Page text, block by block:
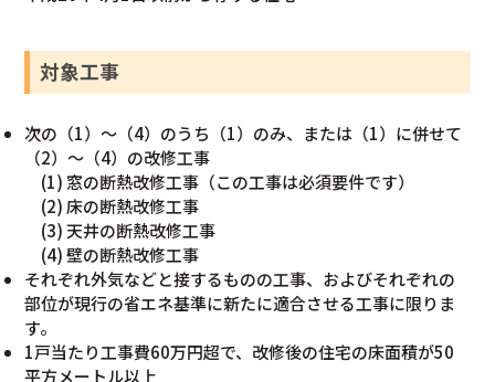
対象工事
次の（1）～（4）のうち（1）のみ、または（1）に併せて
（2）～（4）の改修工事
(1) 窓の断熱改修工事（この工事は必須要件です）
(2) 床の断熱改修工事
(3) 天井の断熱改修工事
(4) 壁の断熱改修工事
それぞれ外気などと接するものの工事、およびそれぞれの
部位が現行の省エネ基準に新たに適合させる工事に限りま
す。
1戸当たり工事費60万円超で、改修後の住宅の床面積が50
平方メートル以上